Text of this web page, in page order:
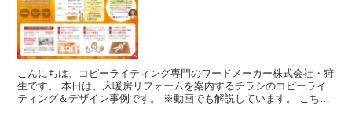
こんにちは、コピーライティング専門のワードメーカー株式会社・狩
生です。 本日は、床暖房リフォームを案内するチラシのコピーライ
ティング＆デザイン事例です。 ※動画でも解説しています。 こちら